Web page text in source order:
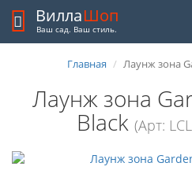
ВиллаШоп
Ваш сад. Ваш стиль.
Главная Лаунж зона
Лаунж зона
Black (Арт: